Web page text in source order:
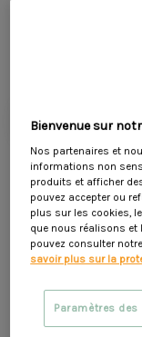
Oferta válida del 01/
disponible
Bienvenue sur
Nos partenaires et
informations non
produits et afficher
pouvez accepter ou
plus sur les cookies,
que nous réalisons et
pouvez consulter
savoir plus sur la
Paramètres des